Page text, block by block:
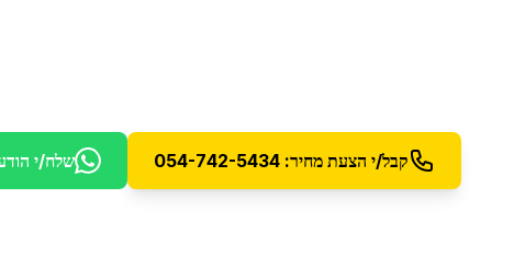
קבל/י הצעת מחיר: 054-742-5434 שלח/י